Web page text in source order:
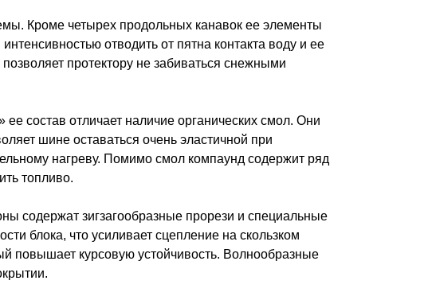
Кроме четырех продольных канавок ее элементы
отводить от пятна контакта воду и ее
протектору не забиваться снежными
состав отличает наличие органических смол. Они
шине оставаться очень эластичной при
нагреву. Помимо смол компаунд содержит ряд
топливо.
содержат зигзагообразные прорези и специальные
блока, что усиливает сцепление на скользком
повышает курсовую устойчивость. Волнообразные